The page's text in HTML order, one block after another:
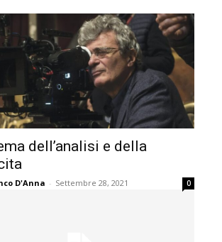
dell’analisi e della
D'Anna - Settembre 28, 2021 0